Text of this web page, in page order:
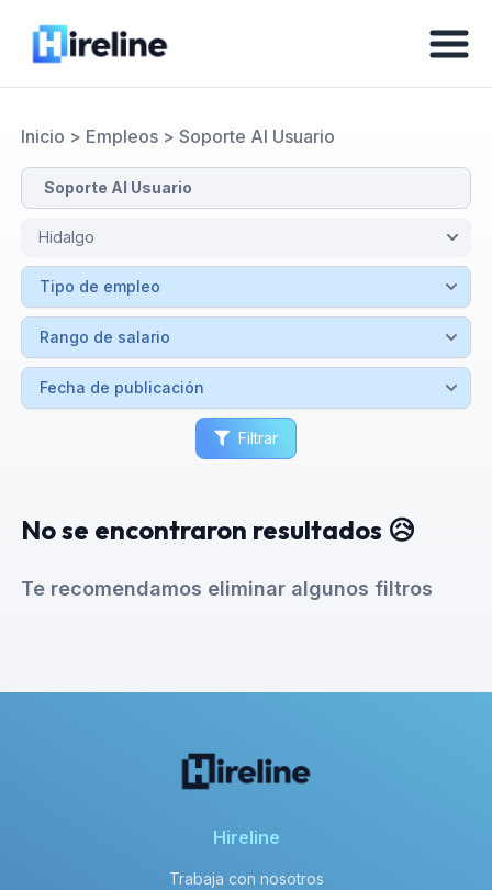
Inicio > Empleos> Soporte Al Usuario
Filtrar
No se encontraron resultados 😥
Te recomendamos eliminar algunos filtros
Hireline
Trabaja con nosotros